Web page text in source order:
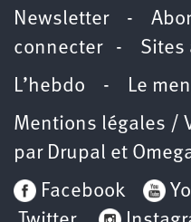
Newsletter-
connecter- Sites
L’hebdo - Le
Mentions légales /
par Drupal et
Facebook